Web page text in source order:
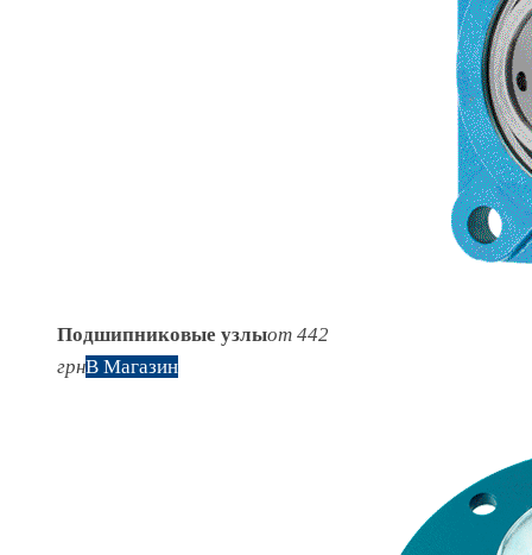
Подшипниковые узлыот 442
грнВ Магазин